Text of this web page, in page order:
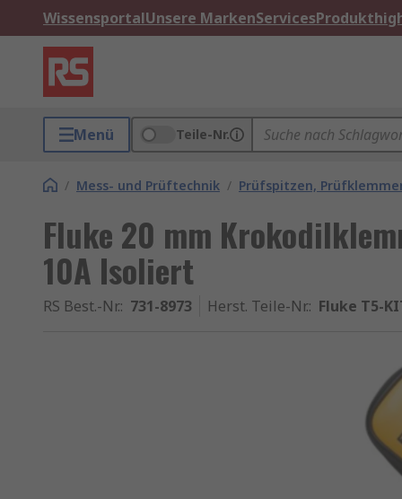
WissensportalUnsere MarkenServices
Menü Teile-Nr.
/ Mess- und Prüftechnik / Prüfspitzen,
Fluke 20 mm
10A Isoliert
RS Best.-Nr.: 731-8973 Herst. Teile-Nr.: Fluke T5-